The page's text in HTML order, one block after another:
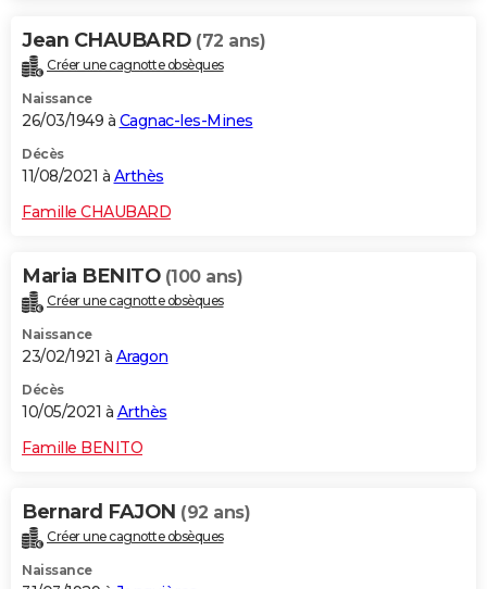
Jean CHAUBARD (72 ans)
Créer une cagnotte obsèques
Naissance
26/03/1949 à Cagnac-les-Mines
Décès
11/08/2021 à Arthès
Famille CHAUBARD
Maria BENITO (100 ans)
Créer une cagnotte obsèques
Naissance
23/02/1921 à Aragon
Décès
10/05/2021 à Arthès
Famille BENITO
Bernard FAJON (92 ans)
Créer une cagnotte obsèques
Naissance